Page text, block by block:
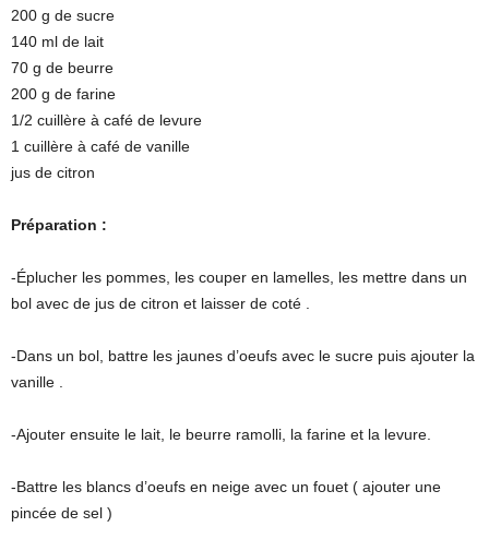
200 g de sucre
140 ml de lait
70 g de beurre
200 g de farine
1/2 cuillère à café de levure
1 cuillère à café de vanille
jus de citron
Préparation :
-Éplucher les pommes, les couper en lamelles, les mettre dans un
bol avec de jus de citron et laisser de coté .
-Dans un bol, battre les jaunes d’oeufs avec le sucre puis ajouter la
vanille .
-Ajouter ensuite le lait, le beurre ramolli, la farine et la levure.
-Battre les blancs d’oeufs en neige avec un fouet ( ajouter une
pincée de sel )